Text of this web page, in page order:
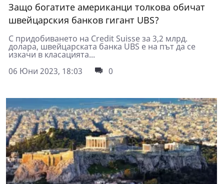
Защо богатите американци толкова обичат
швейцарския банков гигант UBS?
С придобиването на Credit Suisse за 3,2 млрд.
долара, швейцарската банка UBS е на път да се
изкачи в класацията...
06 Юни 2023, 18:03
0